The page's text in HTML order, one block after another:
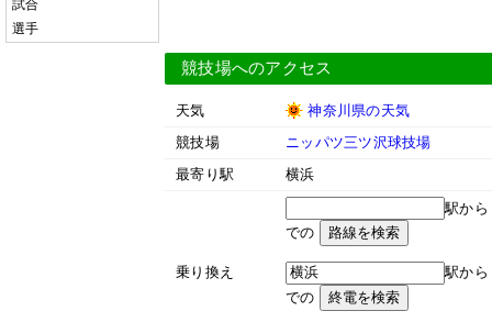
試合
選手
競技場へのアクセス
天気
神奈川県の天気
競技場
ニッパツ三ツ沢球技場
最寄り駅
横浜
乗り換え
駅か
での
駅か
での